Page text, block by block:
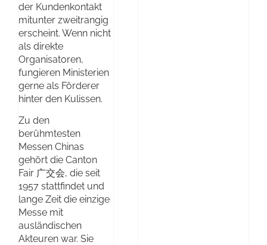
der Kundenkontakt
mitunter zweitrangig
erscheint. Wenn nicht
als direkte
Organisatoren,
fungieren Ministerien
gerne als Förderer
hinter den Kulissen.
Zu den
berühmtesten
Messen Chinas
gehört die Canton
Fair 广交会, die seit
1957 stattfindet und
lange Zeit die einzige
Messe mit
ausländischen
Akteuren war. Sie